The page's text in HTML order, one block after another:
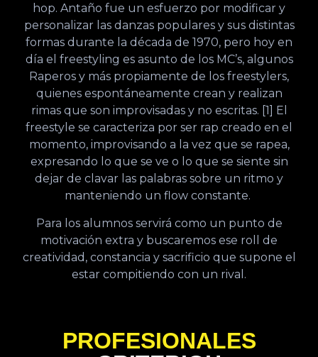
hop. Antaño fue un esfuerzo por modificar y
personalizar las danzas populares y sus distintas
formas durante la década de 1970, pero hoy en
día el freestyling es asunto de los MC’s, algunos
Raperos y más propiamente de los freestylers,
quienes espontáneamente crean y realizan
rimas que son improvisadas y no escritas. [1] El
freestyle se caracteriza por ser rap creado en el
momento, improvisando a la vez que se rapea,
expresando lo que se ve o lo que se siente sin
dejar de clavar las palabras sobre un ritmo y
manteniendo un flow constante.
Para los alumnos servirá como un punto de
motivación extra y buscaremos ese roll de
creatividad, constancia y sacrificio que supone el
estar compitiendo con un rival.
PROFESIONALES